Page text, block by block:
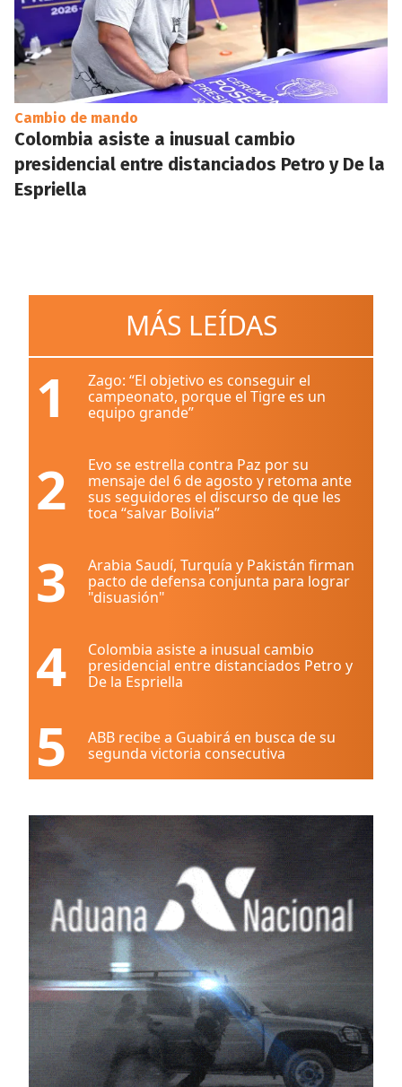
Cambio de mando
Colombia asiste a inusual cambio
presidencial entre distanciados Petro y De la
Espriella
MÁS LEÍDAS
1
Zago: “El objetivo es conseguir el
campeonato, porque el Tigre es un
equipo grande”
2
Evo se estrella contra Paz por su
mensaje del 6 de agosto y retoma ante
sus seguidores el discurso de que les
toca “salvar Bolivia”
3
Arabia Saudí, Turquía y Pakistán firman
pacto de defensa conjunta para lograr
"disuasión"
4
Colombia asiste a inusual cambio
presidencial entre distanciados Petro y
De la Espriella
5
ABB recibe a Guabirá en busca de su
segunda victoria consecutiva